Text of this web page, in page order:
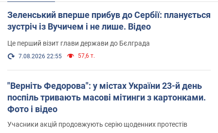
Зеленський вперше прибув до Сербії: планується
зустріч із Вучичем і не лише. Відео
Це перший візит глави держави до Бєлграда
7.08.2026 22:55 57,6 т.
"Верніть Федорова": у містах України 23-й день
поспіль тривають масові мітинги з картонками.
Фото і відео
Учасники акцій продовжують серію щоденних протестів